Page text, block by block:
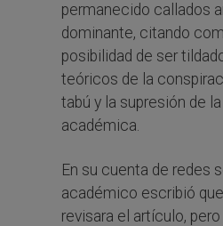
permanecido callados
dominante, citando
posibilidad de ser
teóricos de la
tabú y la supresión de
académica.
En su cuenta de redes
académico escribió
revisara el artículo,